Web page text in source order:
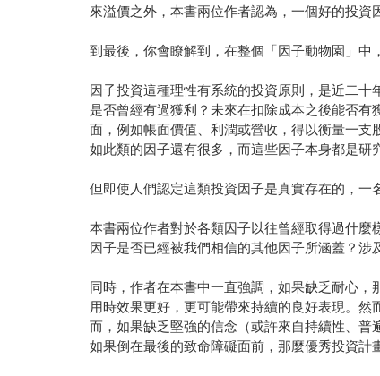
來溢價之外，本書兩位作者認為，一個好的投資
到最後，你會瞭解到，在整個「因子動物園」中
因子投資這種理性有系統的投資原則，是近二
是否曾經有過獲利？未來在扣除成本之後能否
面，例如帳面價值、利潤或營收，得以衡量一
如此類的因子還有很多，而這些因子本身都是研
但即使人們認定這類投資因子是真實存在的，一
本書兩位作者對於各類因子以往曾經取得過什
因子是否已經被我們相信的其他因子所涵蓋？涉
同時，作者在本書中一直強調，如果缺乏耐心
用時效果更好，更可能帶來持續的良好表現。
而，如果缺乏堅強的信念（或許來自持續性、普
如果倒在最後的致命障礙面前，那麼優秀投資計